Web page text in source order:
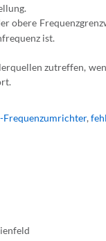
obere
ist.
zutreffen,
Frequenzumrichter,